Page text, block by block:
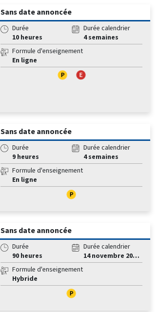
Sans date annoncée
Durée
10 heures
Durée calendrier
4 semaines
Formule d'enseignement
En ligne
Sans date annoncée
Durée
9 heures
Durée calendrier
4 semaines
Formule d'enseignement
En ligne
Sans date annoncée
Durée
90 heures
Durée calendrier
14 novembre 2025 au 24 avril 2026
Formule d'enseignement
Hybride